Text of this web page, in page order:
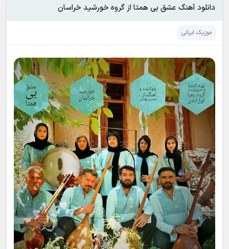
دانلود آهنگ عشق بی همتا از گروه خورشید خراسان
موزیک ایرانی